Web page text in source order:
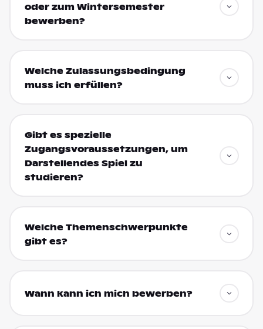
oder zum Wintersemester
bewerben?
Welche Zulassungsbedingung
muss ich erfüllen?
Gibt es spezielle
Zugangsvoraussetzungen, um
Darstellendes Spiel zu
studieren?
Welche Themenschwerpunkte
gibt es?
Wann kann ich mich bewerben?